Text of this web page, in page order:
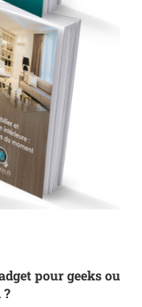
pour geeks ou
?